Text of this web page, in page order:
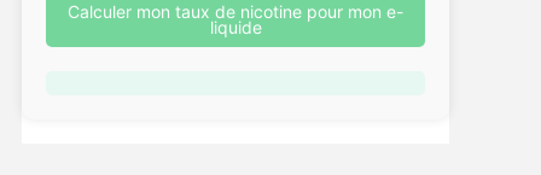
Calculer mon taux de nicotine pour mon e-
liquide